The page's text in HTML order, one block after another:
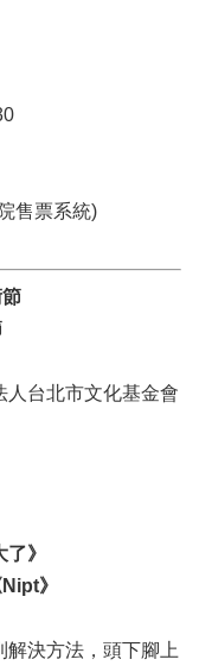
售票系統)
人台北市文化基金會
》
》
決方法，頭下腳上